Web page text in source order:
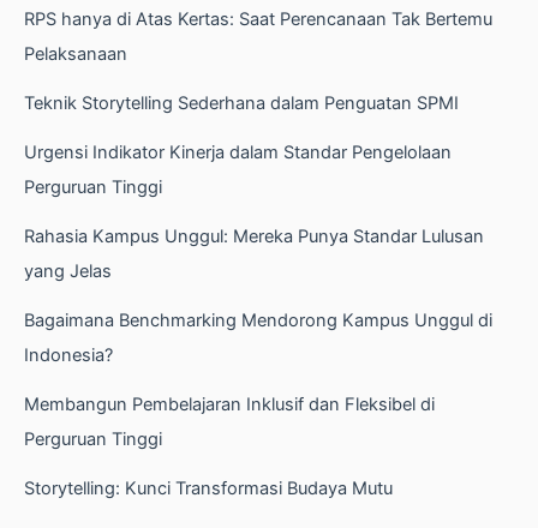
RPS hanya di Atas Kertas: Saat Perencanaan Tak Bertemu
Pelaksanaan
Teknik Storytelling Sederhana dalam Penguatan SPMI
Urgensi Indikator Kinerja dalam Standar Pengelolaan
Perguruan Tinggi
Rahasia Kampus Unggul: Mereka Punya Standar Lulusan
yang Jelas
Bagaimana Benchmarking Mendorong Kampus Unggul di
Indonesia?
Membangun Pembelajaran Inklusif dan Fleksibel di
Perguruan Tinggi
Storytelling: Kunci Transformasi Budaya Mutu